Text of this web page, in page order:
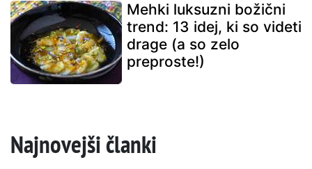
Mehki luksuzni božični
trend: 13 idej, ki so videti
drage (a so zelo
preproste!)
Najnovejši članki